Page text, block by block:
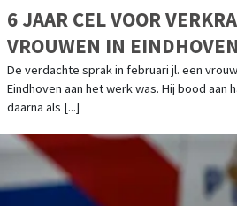
6 JAAR CEL VOOR
VROUWEN IN EINDHOVEN
De verdachte sprak in februari jl. een
Eindhoven aan het werk was. Hij bood aan
daarna als [...]